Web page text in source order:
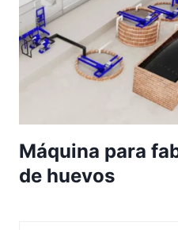
Máquina para
de huevos